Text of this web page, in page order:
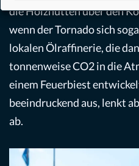
die Holzhütten über den
wenn der Tornado sich
lokalen Ölraffinerie, die
tonnenweise CO2 in die
einem Feuerbiest
beeindruckend aus, lenkt
ab.